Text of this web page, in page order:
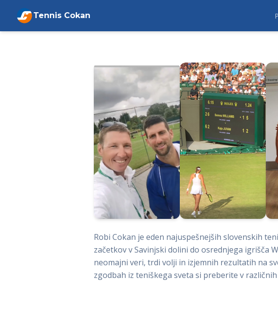
Tennis Cokan
Robi Cokan je eden najuspešnejših slovenskih
začetkov v Savinjski dolini do osrednjega igrišča
neomajni veri, trdi volji in izjemnih rezultatih na
zgodbah iz teniškega sveta si preberite v